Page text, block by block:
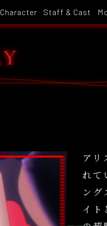
Character Staff & Cast
アリ
れて
ン
イト